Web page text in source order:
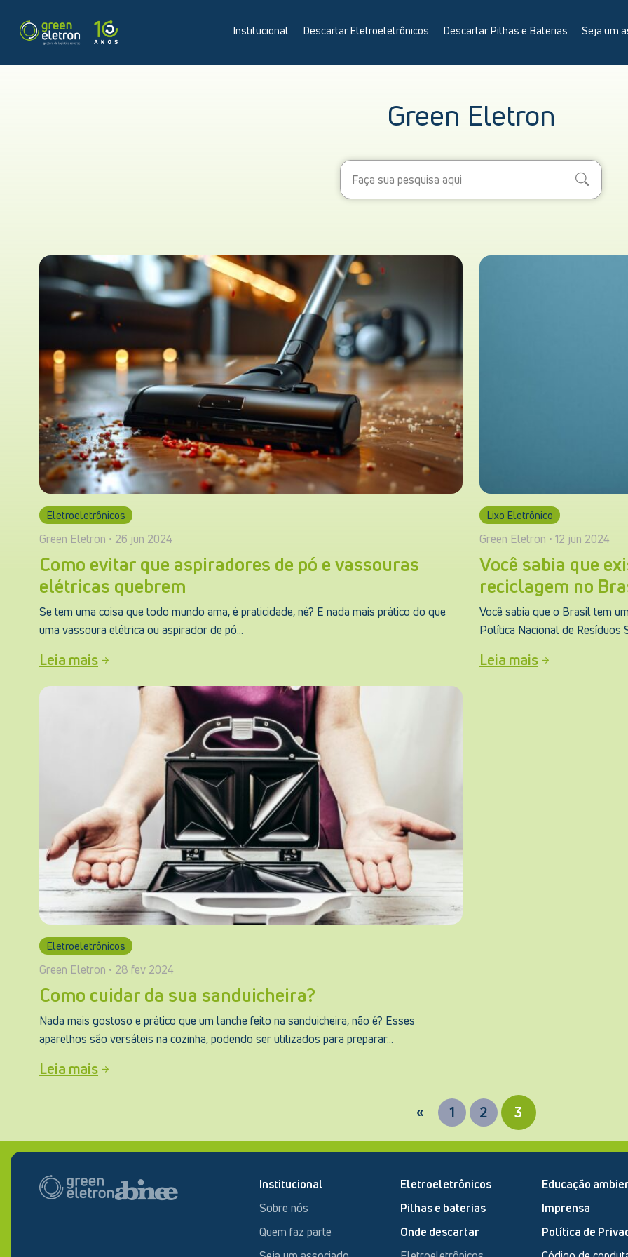
Institucional Descartar Eletroeletrônicos Descartar Pilhas e Baterias Seja um
Green Eletron
Search
Eletroeletrônicos
Green Eletron • 26 jun 2024
Como evitar que aspiradores de pó e vassouras
elétricas quebrem
Se tem uma coisa que todo mundo ama, é praticidade, né? E nada mais prático do que
uma vassoura elétrica ou aspirador de pó...
Leia mais
Lixo Eletrônico
Green Eletron • 12 jun 2024
Você sabia que
reciclagem no
Você sabia que o Brasil tem
Política Nacional de Resíduos
Leia mais
Eletroeletrônicos
Green Eletron • 28 fev 2024
Como cuidar da sua sanduicheira?
Nada mais gostoso e prático que um lanche feito na sanduicheira, não é? Esses
aparelhos são versáteis na cozinha, podendo ser utilizados para preparar...
Leia mais
« 1 2 3
Institucional
Sobre nós
Quem faz parte
Eletroeletrônicos
Pilhas e baterias
Onde descartar
Educação
Imprensa
Política de